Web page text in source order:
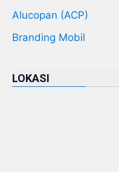
Alucopan (ACP)
Branding Mobil
LOKASI